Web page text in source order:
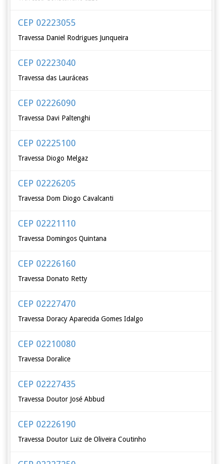
CEP 02223055
Travessa Daniel Rodrigues Junqueira
CEP 02223040
Travessa das Lauráceas
CEP 02226090
Travessa Davi Paltenghi
CEP 02225100
Travessa Diogo Melgaz
CEP 02226205
Travessa Dom Diogo Cavalcanti
CEP 02221110
Travessa Domingos Quintana
CEP 02226160
Travessa Donato Retty
CEP 02227470
Travessa Doracy Aparecida Gomes Idalgo
CEP 02210080
Travessa Doralice
CEP 02227435
Travessa Doutor José Abbud
CEP 02226190
Travessa Doutor Luiz de Oliveira Coutinho